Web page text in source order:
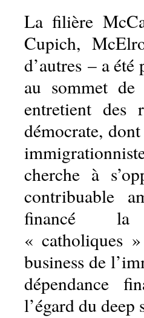
La filière
Cupich,
d’autres – a été
au sommet de
entretient des
démocrate,
cherche à
contribuable
financé la
« catholiques
business de
dépendance
l’égard du deep